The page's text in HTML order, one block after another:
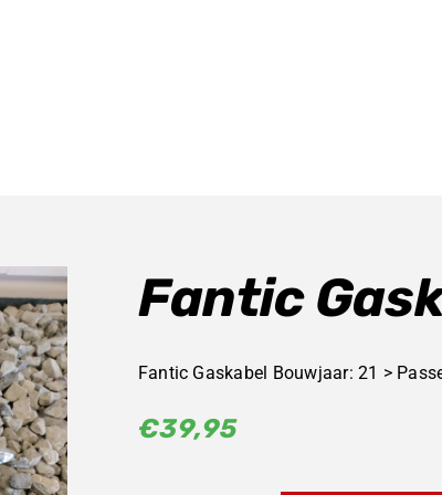
Fantic
Fantic Gaskabel Bouwjaar: 21 >
€39,95